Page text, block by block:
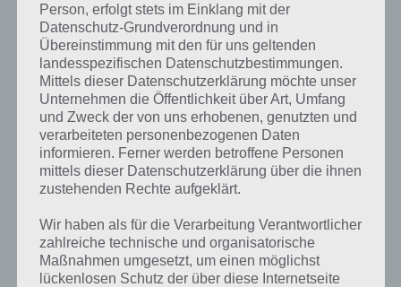
Kurze Begriffserklärung zur Lösung
Palme
Wort, doch welche Bedeutung hat dieses eigentlich und was gibt es
dazu zu wissen? Zu bestimmten Lösungen präsentieren wir daher
auch immer eine kurze Begriffserklärung!
Person, erfolgt stets im Einklang mit der
Datenschutz-Grundverordnung und in
Übereinstimmung mit den für uns geltenden
landesspezifischen Datenschutzbestimmungen.
Mittels dieser Datenschutzerklärung möchte unser
Unternehmen die Öffentlichkeit über Art, Umfang
und Zweck der von uns erhobenen, genutzten und
verarbeiteten personenbezogenen Daten
informieren. Ferner werden betroffene Personen
mittels dieser Datenschutzerklärung über die ihnen
zustehenden Rechte aufgeklärt.
Wir haben als für die Verarbeitung Verantwortlicher
zahlreiche technische und organisatorische
Maßnahmen umgesetzt, um einen möglichst
lückenlosen Schutz der über diese Internetseite